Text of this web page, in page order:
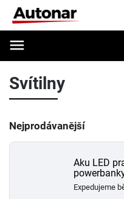
Svítilny
Nejprodávanější
Aku LED
Expedujeme